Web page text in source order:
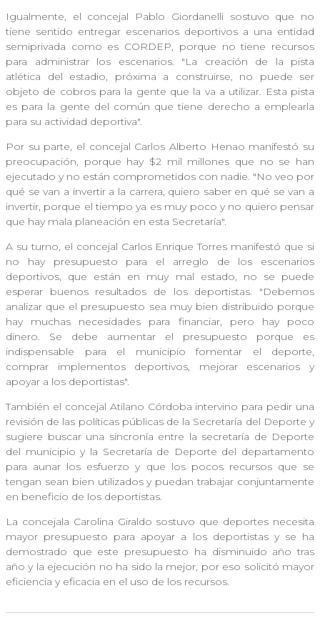
Igualmente, el concejal Pablo Giordanelli sostuvo que no
tiene sentido entregar escenarios deportivos a una entidad
semiprivada como es CORDEP, porque no tiene recursos
para administrar los escenarios. "La creación de la pista
atlética del estadio, próxima a construirse, no puede ser
objeto de cobros para la gente que la va a utilizar. Esta pista
es para la gente del común que tiene derecho a emplearla
para su actividad deportiva".
Por su parte, el concejal Carlos Alberto Henao manifestó su
preocupación, porque hay $2 mil millones que no se han
ejecutado y no están comprometidos con nadie. "No veo por
qué se van a invertir a la carrera, quiero saber en qué se van a
invertir, porque el tiempo ya es muy poco y no quiero pensar
que hay mala planeación en esta Secretaría".
A su turno, el concejal Carlos Enrique Torres manifestó que si
no hay presupuesto para el arreglo de los escenarios
deportivos, que están en muy mal estado, no se puede
esperar buenos resultados de los deportistas. "Debemos
analizar que el presupuesto sea muy bien distribuido porque
hay muchas necesidades para financiar, pero hay poco
dinero. Se debe aumentar el presupuesto porque es
indispensable para el municipio fomentar el deporte,
comprar implementos deportivos, mejorar escenarios y
apoyar a los deportistas".
También el concejal Atilano Córdoba intervino para pedir una
revisión de las políticas públicas de la Secretaría del Deporte y
sugiere buscar una sincronía entre la secretaría de Deporte
del municipio y la Secretaría de Deporte del departamento
para aunar los esfuerzo y que los pocos recursos que se
tengan sean bien utilizados y puedan trabajar conjuntamente
en beneficio de los deportistas.
La concejala Carolina Giraldo sostuvo que deportes necesita
mayor presupuesto para apoyar a los deportistas y se ha
demostrado que este presupuesto ha disminuido año tras
año y la ejecución no ha sido la mejor, por eso solicitó mayor
eficiencia y eficacia en el uso de los recursos.